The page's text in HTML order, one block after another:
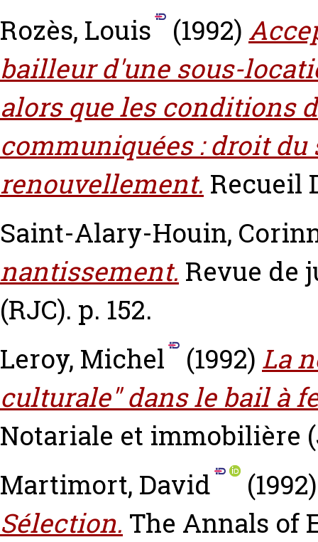
Rozès, Louis
(1992)
bailleur d'une sous-
alors que les conditions
communiquées : droit
renouvellement. Recueil
Saint-Alary-Houin,
nantissement. Revue de
(RJC). p. 152.
Leroy, Michel
(1992) La
culturale" dans le bail à
Notariale et immobilière
Martimort, David
Sélection. The Annals of